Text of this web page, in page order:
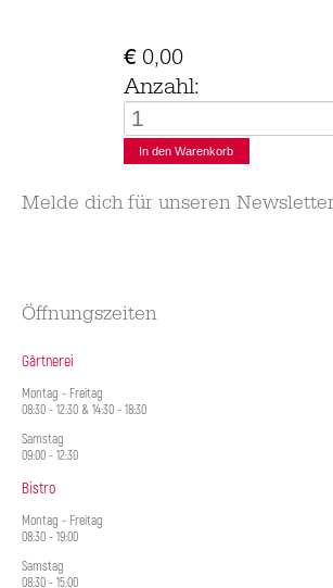
€0,00
Anzahl:
Melde dich für unseren
Öffnungszeiten
Gärtnerei
Montag - Freitag
08:30 - 12:30 & 14:30 - 18:30
Samstag
09:00 - 12:30
Bistro
Montag - Freitag
08:30 - 19:00
Samstag
08:30 - 15:00